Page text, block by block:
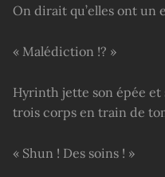
On dirait qu’elles ont un
« Malédiction !? »
Hyrinth jette son épée
trois corps en train de
« Shun ! Des soins ! »